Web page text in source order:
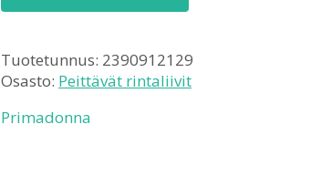
Tuotetunnus: 2390912129
Osasto: Peittävät rintaliivit
Primadonna